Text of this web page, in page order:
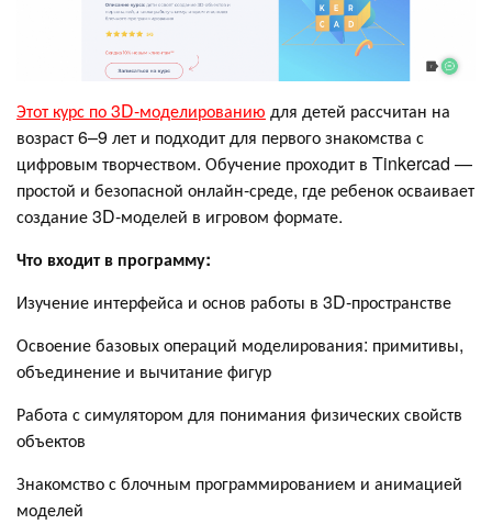
Этот курс по 3D-моделированию для детей рассчитан на
возраст 6–9 лет и подходит для первого знакомства с
цифровым творчеством. Обучение проходит в Tinkercad —
простой и безопасной онлайн-среде, где ребенок осваивает
создание 3D-моделей в игровом формате.
Что входит в программу:
Изучение интерфейса и основ работы в 3D-пространстве
Освоение базовых операций моделирования: примитивы,
объединение и вычитание фигур
Работа с симулятором для понимания физических свойств
объектов
Знакомство с блочным программированием и анимацией
моделей